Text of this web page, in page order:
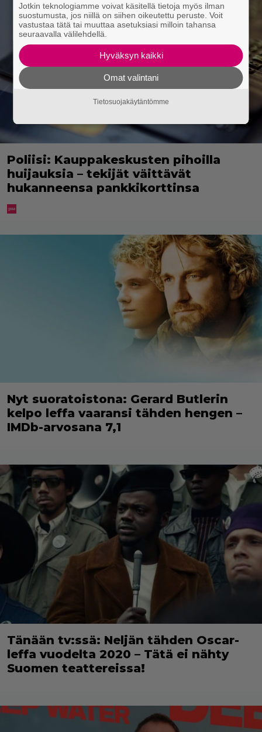
Poliisi: Kauppakeskusten pihoilla
huijauksia – tekijät väittävät
hukanneensa pankkikorttinsa
Nyt suoratoistona: Gerard Butlerin
kelpo leffa vaaransi tähden hengen –
IMDb-arvosana 7,1
Tänään tv:ssä: Neljän tähden Oscar-
leffa vuodelta 2020 – Tätä ei nähty
Suomen teattereissa!
Jotkin teknologiamme voivat käsitellä tietoja myös ilman
suostumusta, jos niillä on siihen oikeutettu peruste. Voit
vastustaa tätä tai muuttaa asetuksiasi milloin tahansa
seuraavalla välilehdellä.
Hyväksyn kaikki
Omat valintani
Tietosuojakäytäntömme